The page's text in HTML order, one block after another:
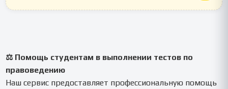
⚖️ Помощь студентам в выполнении тестов по
правоведению
Наш сервис предоставляет профессиональную помощь